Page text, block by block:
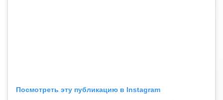
Посмотреть эту публикацию в Instagram